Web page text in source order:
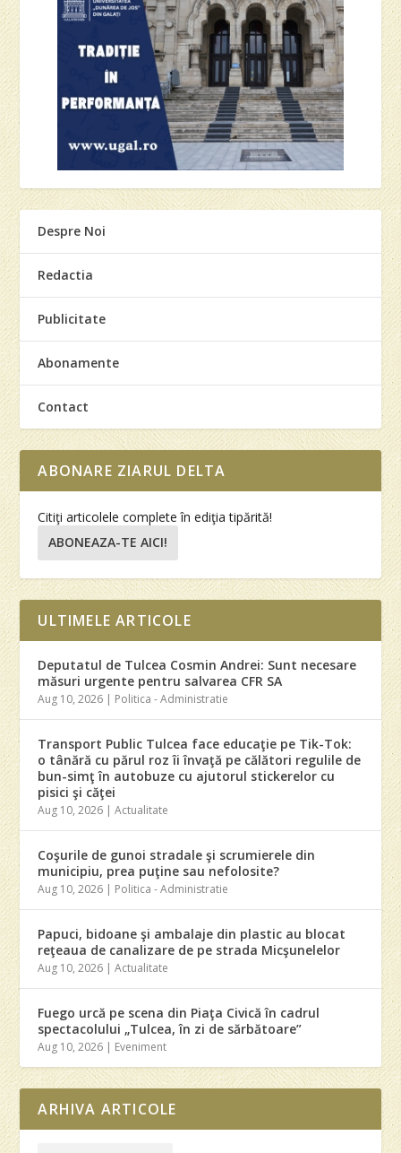
Despre Noi
Redactia
Publicitate
Abonamente
Contact
ABONARE ZIARUL DELTA
Citiţi articolele complete în ediţia tipărită!
ABONEAZA-TE AICI!
ULTIMELE ARTICOLE
Deputatul de Tulcea Cosmin Andrei: Sunt necesare
măsuri urgente pentru salvarea CFR SA
Aug 10, 2026 | Politica - Administratie
Transport Public Tulcea face educaţie pe Tik-Tok:
o tânără cu părul roz îi învaţă pe călători regulile de
bun-simţ în autobuze cu ajutorul stickerelor cu
pisici şi căţei
Aug 10, 2026 |Actualitate
Coşurile de gunoi stradale şi scrumierele din
municipiu, prea puţine sau nefolosite?
Aug 10, 2026 | Politica - Administratie
Papuci, bidoane şi ambalaje din plastic au blocat
reţeaua de canalizare de pe strada Micşunelelor
Aug 10, 2026 |Actualitate
Fuego urcă pe scena din Piaţa Civică în cadrul
spectacolului „Tulcea, în zi de sărbătoare”
Aug 10, 2026 | Eveniment
ARHIVA ARTICOLE